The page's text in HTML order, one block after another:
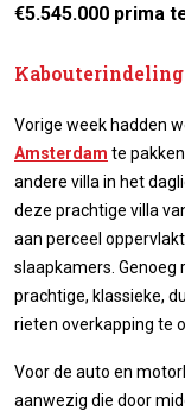
€5.545.000 prima
Kabouterindeling
Vorige week hadden
Amsterdam te
andere villa in het
deze prachtige villa
aan perceel
slaapkamers. Genoeg
prachtige, klassieke,
rieten overkapping te
Voor de auto en
aanwezig die door